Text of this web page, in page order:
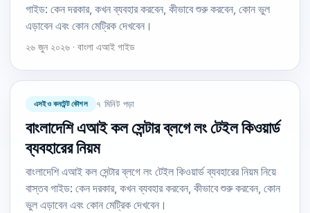
গাইড: কেন দরকার, কখন ব্যবহার করবেন, কীভাবে শুরু করবেন, কোন ভুল
এড়াবেন এবং কোন মেট্রিক দেখবেন।
২৬ জুন ২০২৬ · বাংলা এআই গাইড
এসইও কনটেন্ট কৌশল ৭ মিনিট পড়া
বাংলাদেশি এআই কল সেন্টার ব্লগে লং টেইল কিওয়ার্ড
ব্যবহারের নিয়ম
বাংলাদেশি এআই কল সেন্টার ব্লগে লং টেইল কিওয়ার্ড ব্যবহারের নিয়ম নিয়ে
বাস্তব গাইড: কেন দরকার, কখন ব্যবহার করবেন, কীভাবে শুরু করবেন, কোন
ভুল এড়াবেন এবং কোন মেট্রিক দেখবেন।